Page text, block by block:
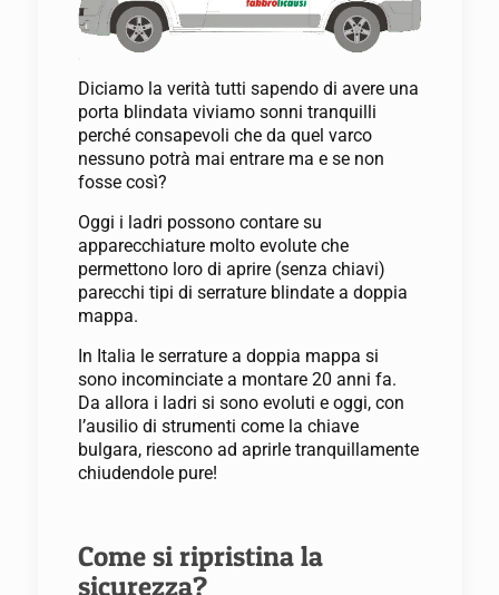
Diciamo la verità tutti sapendo di avere una
porta blindata viviamo sonni tranquilli
perché consapevoli che da quel varco
nessuno potrà mai entrare ma e se non
fosse così?
Oggi i ladri possono contare su
apparecchiature molto evolute che
permettono loro di aprire (senza chiavi)
parecchi tipi di serrature blindate a doppia
mappa.
In Italia le serrature a doppia mappa si
sono incominciate a montare 20 anni fa.
Da allora i ladri si sono evoluti e oggi, con
l’ausilio di strumenti come la chiave
bulgara, riescono ad aprirle tranquillamente
chiudendole pure!
Come si ripristina la
sicurezza?